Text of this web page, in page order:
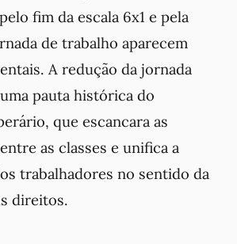
fim da escala 6x1 e pela
de trabalho aparecem
A redução da jornada
pauta histórica do
que escancara as
as classes e unifica a
trabalhadores no sentido da
direitos.